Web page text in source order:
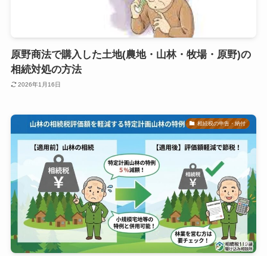
原野商法で購入した土地(農地・山林・牧場・原野)の
相続対処の方法
2026年1月16日
相続税の申告・納付